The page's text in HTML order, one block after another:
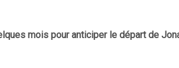
mois pour anticiper le départ de